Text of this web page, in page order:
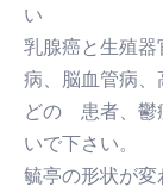
い
乳腺癌と生殖
病、脳血管病
どの 患者、鬱
いで下さい。
毓亭の形状が変